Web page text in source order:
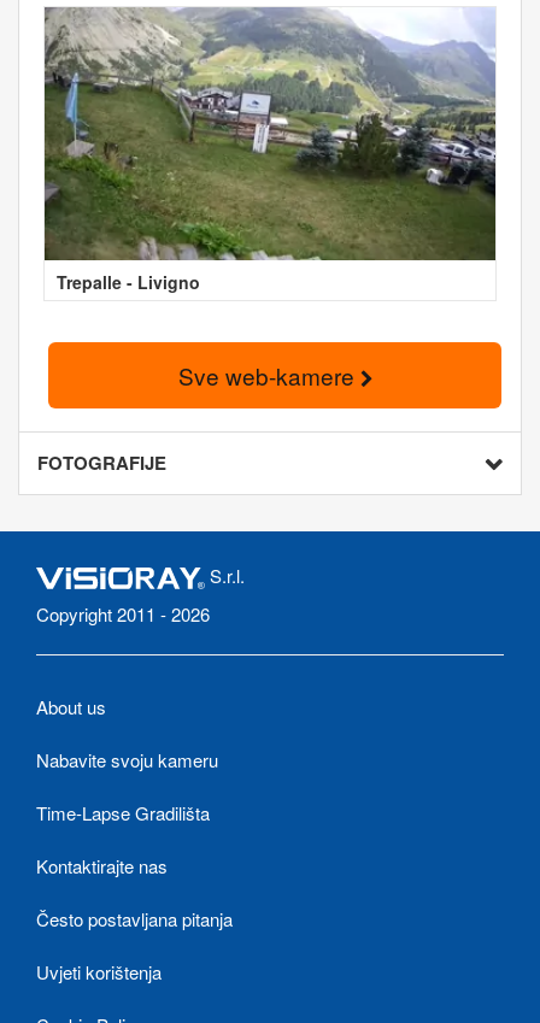
Trepalle - Livigno
Sve web-kamere
FOTOGRAFIJE
S.r.l.
Copyright 2011 - 2026
About us
Nabavite svoju kameru
Time-Lapse Gradilišta
Kontaktirajte nas
Često postavljana pitanja
Uvjeti korištenja